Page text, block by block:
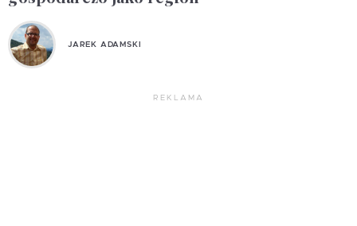
JAREK ADAMSKI
REKLAMA